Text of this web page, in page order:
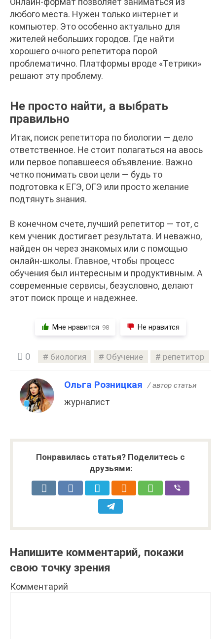
любого места. Нужен только интернет и
компьютер. Это особенно актуально для
жителей небольших городов. Где найти
хорошего очного репетитора порой
проблематично. Платформы вроде «Тетрики»
решают эту проблему.
Не просто найти, а выбрать
правильно
Итак, поиск репетитора по биологии — дело
ответственное. Не стоит полагаться на авось
или первое попавшееся объявление. Важно
четко понимать свои цели — будь то
подготовка к ЕГЭ, ОГЭ или просто желание
подтянуть знания.
В конечном счете, лучший репетитор — тот, с
кем ученик достигает результата. И неважно,
найден он через знакомых или с помощью
онлайн-школы. Главное, чтобы процесс
обучения был интересным и продуктивным. А
современные сервисы, безусловно, делают
этот поиск проще и надежнее.
Мне нравится 98 Не нравится
0 биология Обучение репетитор
Ольга Розницкая / автор статьи
журналист
Понравилась статья? Поделитесь с
друзьями:
Напишите комментарий, покажи
свою точку зрения
Комментарий